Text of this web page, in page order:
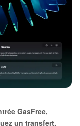
GasFree,
un transfert.